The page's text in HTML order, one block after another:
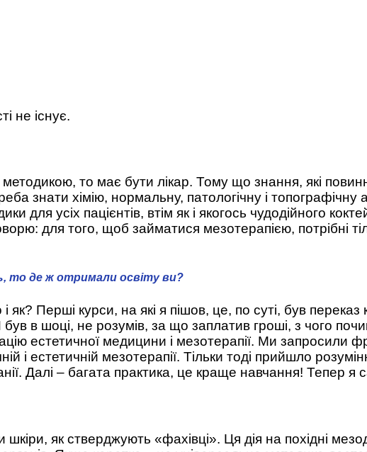
не існує.
то має бути лікар. Тому що знання, які
знати хімію, нормальну, патологічну і топографічну
для усіх пацієнтів, втім як і якогось чудодійного
для того, щоб займатися мезотерапією, потрібні
то де ж отримали освіту ви?
як? Перші курси, на які я пішов, це, по суті, був
в шоці, не розумів, за що заплатив гроші, з чого
естетичної медицини і мезотерапії. Ми запросили
і естетичній мезотерапії. Тільки тоді прийшло
Далі – багата практика, це краще навчання! Тепер я
як стверджують «фахівці». Ця дія на похідні